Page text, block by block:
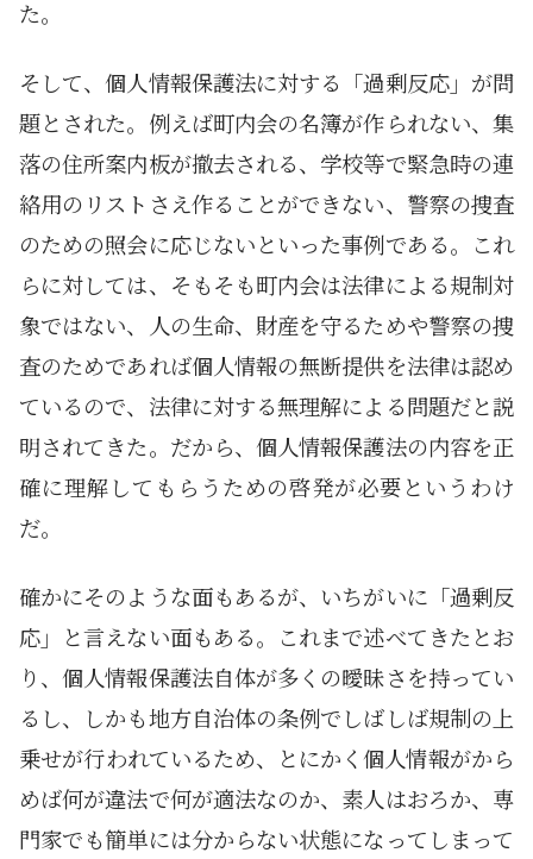
た。
そして、個人情報保護法に対する「過剰反応」が問
題とされた。例えば町内会の名簿が作られない、集
落の住所案内板が撤去される、学校等で緊急時の連
絡用のリストさえ作ることができない、警察の捜査
のための照会に応じないといった事例である。これ
らに対しては、そもそも町内会は法律による規制対
象ではない、人の生命、財産を守るためや警察の捜
査のためであれば個人情報の無断提供を法律は認め
ているので、法律に対する無理解による問題だと説
明されてきた。だから、個人情報保護法の内容を正
確に理解してもらうための啓発が必要というわけ
だ。
確かにそのような面もあるが、いちがいに「過剰反
応」と言えない面もある。これまで述べてきたとお
り、個人情報保護法自体が多くの曖昧さを持ってい
るし、しかも地方自治体の条例でしばしば規制の上
乗せが行われているため、とにかく個人情報がから
めば何が違法で何が適法なのか、素人はおろか、専
門家でも簡単には分からない状態になってしまって